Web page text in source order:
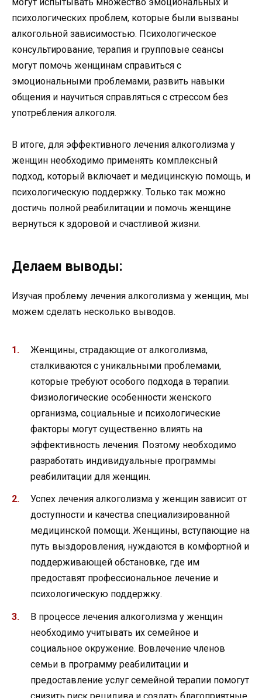
психологических проблем, которые были вызваны
алкогольной зависимостью. Психологическое
консультирование, терапия и групповые сеансы
могут помочь женщинам справиться с
эмоциональными проблемами, развить навыки
общения и научиться справляться с стрессом без
употребления алкоголя.
В итоге, для эффективного лечения алкоголизма у
женщин необходимо применять комплексный
подход, который включает и медицинскую помощь, и
психологическую поддержку. Только так можно
достичь полной реабилитации и помочь женщине
вернуться к здоровой и счастливой жизни.
Делаем выводы:
Изучая проблему лечения алкоголизма у женщин, мы
можем сделать несколько выводов.
Женщины, страдающие от алкоголизма,
сталкиваются с уникальными проблемами,
которые требуют особого подхода в терапии.
Физиологические особенности женского
организма, социальные и психологические
факторы могут существенно влиять на
эффективность лечения. Поэтому необходимо
разработать индивидуальные программы
реабилитации для женщин.
Успех лечения алкоголизма у женщин зависит от
доступности и качества специализированной
медицинской помощи. Женщины, вступающие на
путь выздоровления, нуждаются в комфортной и
поддерживающей обстановке, где им
предоставят профессиональное лечение и
психологическую поддержку.
В процессе лечения алкоголизма у женщин
необходимо учитывать их семейное и
социальное окружение. Вовлечение членов
семьи в программу реабилитации и
предоставление услуг семейной терапии помогут
снизить риск рецидива и создать благоприятные